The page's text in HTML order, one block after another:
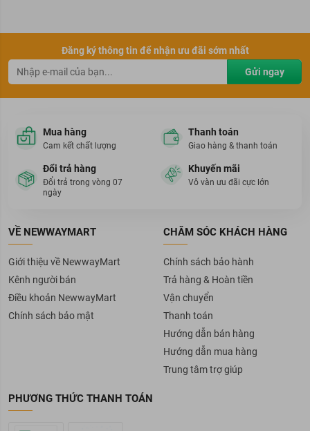
Đăng ký thông tin để nhận ưu đãi sớm nhất
Gửi ngay
Mua hàng
Cam kết chất lượng
Thanh toán
Giao hàng & thanh toán
Đổi trả hàng
Đổi trả trong vòng 07
ngày
Khuyến mãi
Vô vàn ưu đãi cực lớn
VỀ NEWWAYMART
Giới thiệu về NewwayMart
Kênh người bán
Điều khoản NewwayMart
Chính sách bảo mật
CHĂM SÓC KHÁCH HÀNG
Chính sách bảo hành
Trả hàng & Hoàn tiền
Vận chuyển
Thanh toán
Hướng dẫn bán hàng
Hướng dẫn mua hàng
Trung tâm trợ giúp
PHƯƠNG THỨC THANH TOÁN